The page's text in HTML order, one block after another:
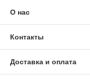
О нас
Контакты
Доставка и оплата